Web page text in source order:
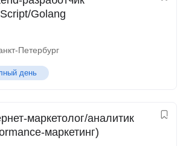
Golang
Петербург
день
маркетолог/аналитик
маркетинг)